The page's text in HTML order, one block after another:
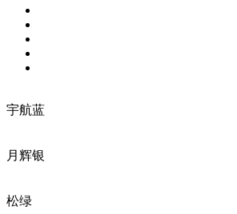
宇航蓝
月辉银
松绿